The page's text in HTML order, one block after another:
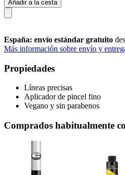
Añadir a la cesta
España: envío estándar gratuito
Más información sobre envío y
Propiedades
Líneas precisas
Aplicador de pincel fino
Vegano y sin parabenos
Comprados habitualmente